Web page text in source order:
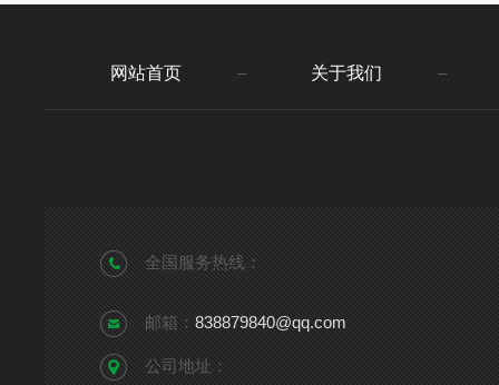
网站首页 关于我们
全国服务热线：
邮箱：838879840@qq.com
公司地址：